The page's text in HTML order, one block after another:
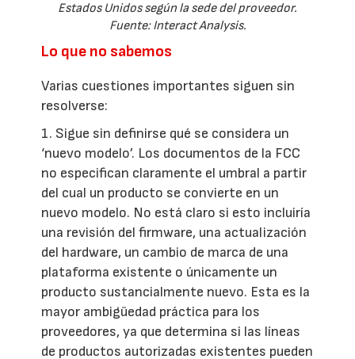
Estados Unidos según la sede del proveedor.
Fuente: Interact Analysis.
Lo que no sabemos
Varias cuestiones importantes siguen sin
resolverse:
1. Sigue sin definirse qué se considera un
‘nuevo modelo’. Los documentos de la FCC
no especifican claramente el umbral a partir
del cual un producto se convierte en un
nuevo modelo. No está claro si esto incluiría
una revisión del firmware, una actualización
del hardware, un cambio de marca de una
plataforma existente o únicamente un
producto sustancialmente nuevo. Esta es la
mayor ambigüedad práctica para los
proveedores, ya que determina si las líneas
de productos autorizadas existentes pueden